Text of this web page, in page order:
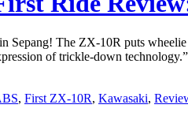
The ZX-10R puts
of trickle-down technology.”
, First ZX-10R, Kawasaki,